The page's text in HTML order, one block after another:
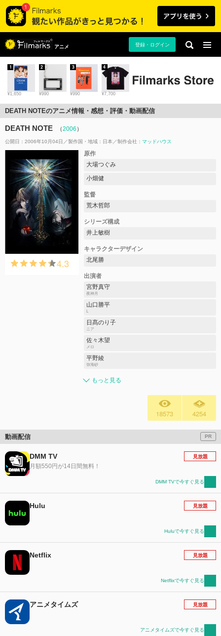
アニメ 登録・ログイン
¥1,650
1
¥990
2
¥990
3
¥7,700
4
DEATH NOTEのアニメ情報・感想・評価・動画配信
DEATH NOTE （2006 ）
公開日：2006年10月04日 製作国・地域： 日本 制作会社： マッドハウス
4.3
原作
大場つぐみ
小畑健
監督
荒木哲郎
シリーズ構成
井上敏樹
キャラクターデザイン
北尾勝
出演者
宮野真守
夜神月
山口勝平
L
日髙のり子
ニア
佐々木望
メロ
平野綾
弥海砂
もっと見る
18573 4254
動画配信 PR
DMM TV
月額550円が14日間無料！
見放題
DMM TVで今すぐ見る
Hulu 見放題
Huluで今すぐ見る
Netflix 見放題
Netflixで今すぐ見る
アニメタイムズ 見放題
アニメタイムズで今すぐ見る